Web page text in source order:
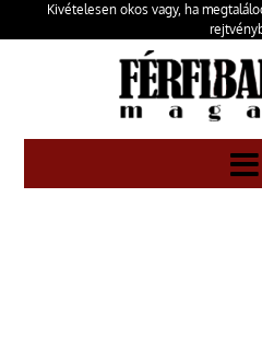
Kivételesen okos vagy, ha